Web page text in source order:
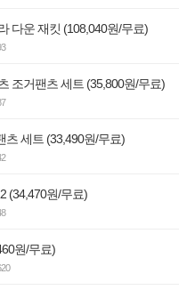
다운 재킷 (108,040원/무료)
조거팬츠 세트 (35,800원/무료)
츠 세트 (33,490원/무료)
(34,470원/무료)
원/무료)